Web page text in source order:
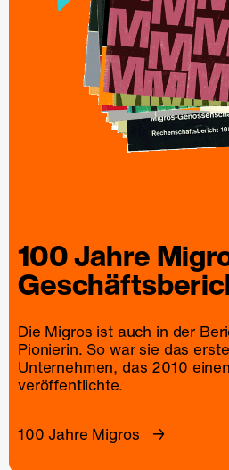
100 Jahre
Die Migros ist auch in der
Pionierin. So war sie das
Unternehmen, das 2010
veröffentlichte.
100 Jahre Migros